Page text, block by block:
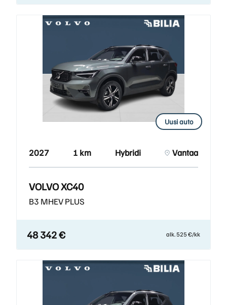
Uusi auto
2027 1 km Hybridi Vantaa
VOLVO XC40
B3 MHEV PLUS
48 342 € alk. 525 €/kk